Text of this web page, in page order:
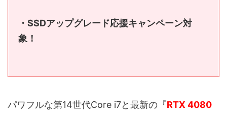
・SSDアップグレード応援キャンペーン対
象！
パワフルな第14世代Core i7と最新の『RTX 4080